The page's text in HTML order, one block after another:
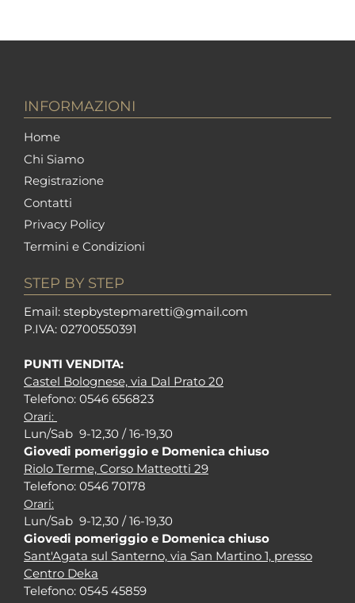
INFORMAZIONI
Home
Chi Siamo
Registrazione
Contatti
Privacy Policy
Termini e Condizioni
STEP BY STEP
Email: stepbystepmaretti@gmail.com
P.IVA: 02700550391
PUNTI VENDITA:
Castel Bolognese, via Dal Prato 20
Telefono: 0546 656823
Orari:
Lun/Sab 9-12,30 / 16-19,30
Giovedi pomeriggio e Domenica chiuso
Riolo Terme, Corso Matteotti 29
Telefono: 0546 70178
Orari:
Lun/Sab 9-12,30 / 16-19,30
Giovedi pomeriggio e Domenica chiuso
Sant'Agata sul Santerno, via San Martino 1, presso
Centro Deka
Telefono: 0545 45859